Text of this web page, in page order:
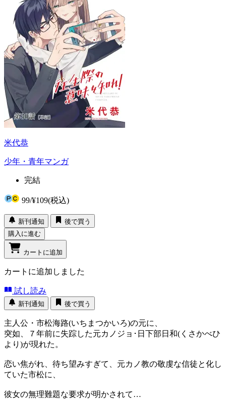
米代恭
少年・青年マンガ
完結
99/¥109(税込)
新刊通知
後で買う
購入に進む
カートに追加
カートに追加しました
試し読み
新刊通知 後で買う
主人公・市松海路(いちまつかいろ)の元に、
突如、７年前に失踪した元カノジョ･日下部日和(くさかべひ
より)が現れた。
恋い焦がれ、待ち望みすぎて、元カノ教の敬虔な信徒と化し
ていた市松に、
彼女の無理難題な要求が明かされて…